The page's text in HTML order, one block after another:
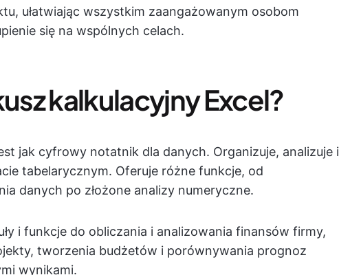
ułatwiając wszystkim zaangażowanym osobom
się na wspólnych celach.
kalkulacyjny Excel?
jak cyfrowy notatnik dla danych. Organizuje, analizuje i
tabelarycznym. Oferuje różne funkcje, od
danych po złożone analizy numeryczne.
i funkcje do obliczania i analizowania finansów firmy,
tworzenia budżetów i porównywania prognoz
wynikami.